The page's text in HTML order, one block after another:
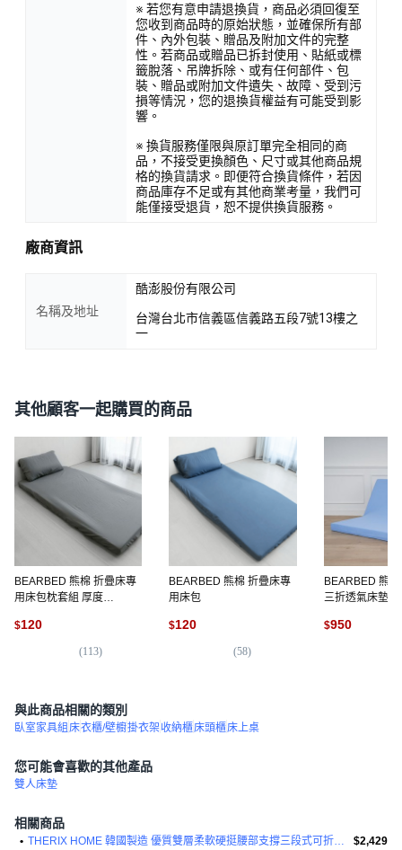
※ 若您有意申請退換貨，商品必須回復至
您收到商品時的原始狀態，並確保所有部
件、內外包裝、贈品及附加文件的完整
性。若商品或贈品已拆封使用、貼紙或標
籤脫落、吊牌拆除、或有任何部件、包
裝、贈品或附加文件遺失、故障、受到污
損等情況，您的退換貨權益有可能受到影
響。
※ 換貨服務僅限與原訂單完全相同的商
品，不接受更換顏色、尺寸或其他商品規
格的換貨請求。即便符合換貨條件，若因
商品庫存不足或有其他商業考量，我們可
能僅接受退貨，恕不提供換貨服務。
廠商資訊
名稱及地址
酷澎股份有限公司
台灣台北市信義區信義路五段7號13樓之
一
其他顧客一起購買的商品
BEARBED 熊棉 折疊床專
用床包枕套組 厚度
$120
(113)
BEARBED 熊棉 折疊床專
用床包
$120
(58)
BEARBED 熊
三折透氣床墊
$950
與此商品相關的類別
臥室家具組 床衣櫃/壁櫥掛衣架 收納櫃床頭櫃床上桌
您可能會喜歡的其他產品
雙人床墊
相關商品
• THERIX HOME 韓國製造 優質雙層柔軟硬挺腰部支撐三段式可折疊床墊
$2,429